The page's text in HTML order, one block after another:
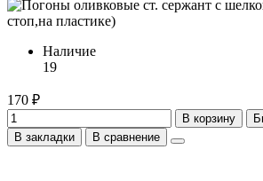
Наличие
19
170 ₽
В корзину
В закладки
В сравнение